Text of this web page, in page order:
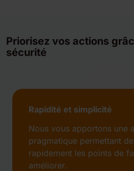
Priorisez vos actions
sécurité
Rapidité et simplicité
Nous vous apportons une
pragmatique permettant
rapidement les points de
améliorer.